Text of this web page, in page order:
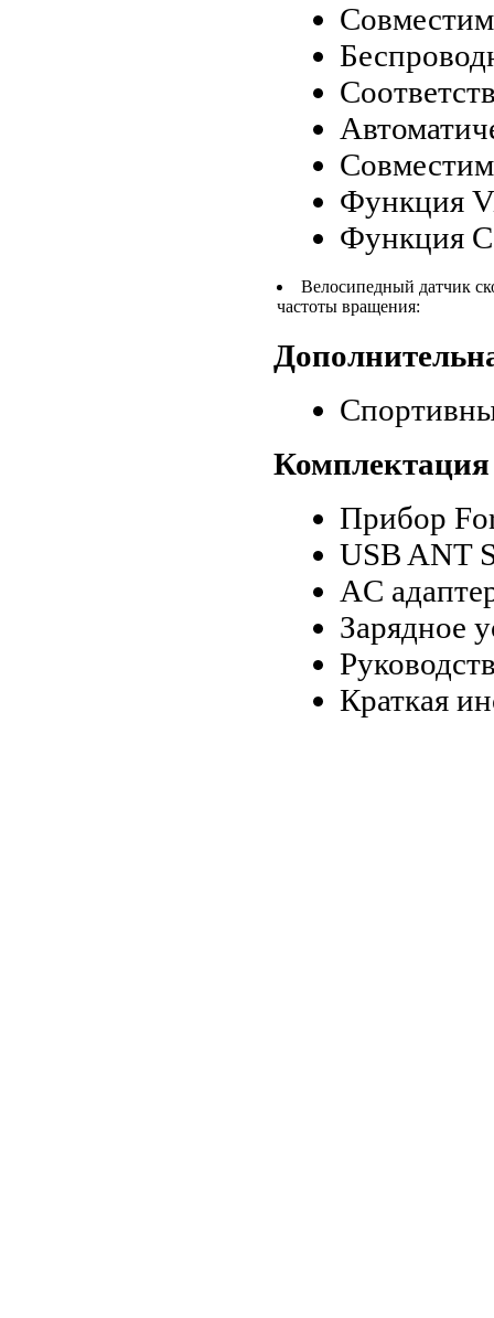
Функция
Функция
Велосипедный датчик
частоты вращения:
Комплектация
Прибор
USB ANT
AC
Зарядное
Краткая